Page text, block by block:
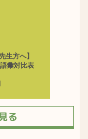
生方へ】
彙対比表
る